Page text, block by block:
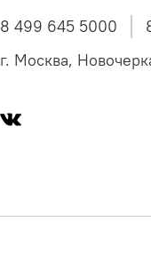
8 499 645 5000
г. Москва,